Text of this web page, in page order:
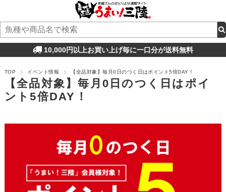
10,000円以上お買い上げ毎に一口分が送料無料
TOP イベント情報 【全品対象】毎月0日のつく日はポイント5倍DAY！
【全品対象】毎月0日のつく日はポイ
ント5倍DAY！